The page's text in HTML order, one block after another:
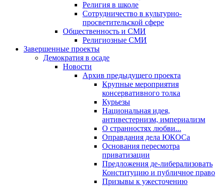
Религия в школе
Сотрудничество в культурно-
просветительской сфере
Общественность и СМИ
Религиозные СМИ
Завершенные проекты
Демократия в осаде
Новости
Архив предыдущего проекта
Крупные мероприятия
консервативного толка
Курьезы
Национальная идея,
антивестернизм, империализм
О странностях любви...
Оправдания дела ЮКОСа
Основания пересмотра
приватизации
Предложения де-либерализовать
Конституцию и публичное право
Призывы к ужесточению